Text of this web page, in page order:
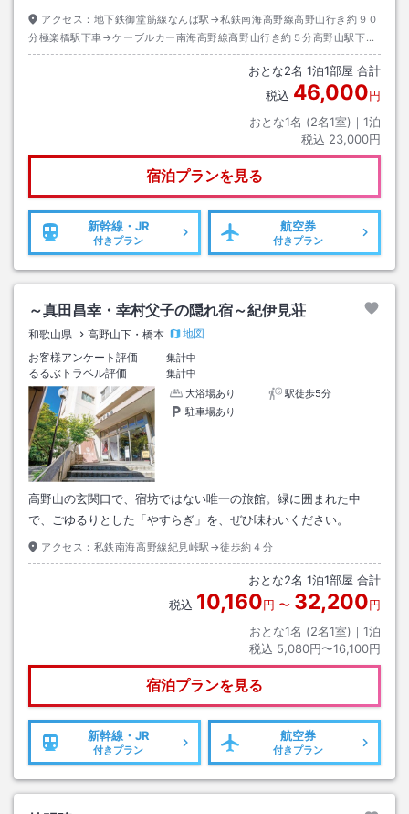
アクセス： 地下鉄御堂筋線なんば駅→私鉄南海高野線高野山行き約９０
分極楽橋駅下車→ケーブルカー南海高野線高野山行き約５分高野山駅下車
→バス奥の院前又は大門行き約１０分高野警察前下車→徒歩約３分
おとな2名 1泊1部屋 合計
税込 46,000円
おとな1名 (2名1室)｜ 1泊
税込 23,000円
宿泊プランを見る
新幹線・JR
付きプラン
航空券
付きプラン
～真田昌幸・幸村父子の隠れ宿～紀伊見荘
和歌山県 高野山下・橋本
地図
お客様アンケート評価
集計中
るるぶトラベル評価
集計中
大浴場あり
駅徒歩5分
駐車場あり
高野山の玄関口で、宿坊ではない唯一の旅館。緑に囲まれた中
で、ごゆるりとした「やすらぎ」を、ぜひ味わいください。
アクセス： 私鉄南海高野線紀見峠駅→徒歩約４分
おとな2名 1泊1部屋 合計
税込 10,160円 〜 32,200円
おとな1名 (2名1室)｜ 1泊
税込 5,080円〜16,100円
宿泊プランを見る
新幹線・JR
付きプラン
航空券
付きプラン